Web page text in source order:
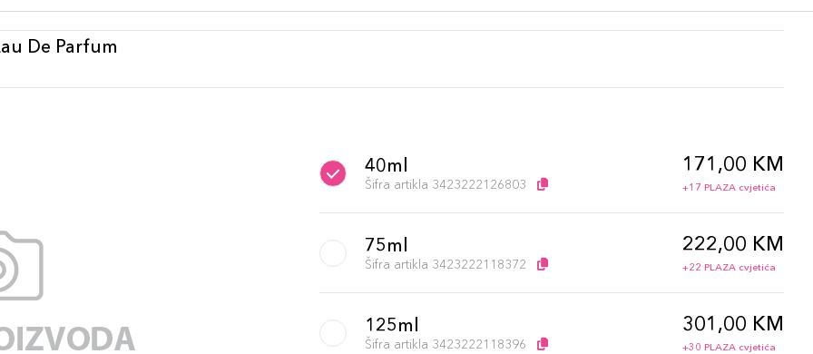
De Parfum
40ml
Šifra artikla 3423222126803
171,00 KM
+17 PLAZA cvjetića
75ml
Šifra artikla 3423222118372
222,00 KM
+22 PLAZA cvjetića
125ml
Šifra artikla 3423222118396
301,00 KM
+30 PLAZA cvjetića